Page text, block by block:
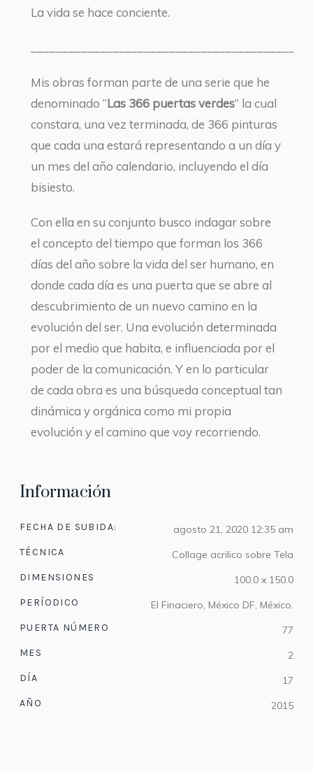
Información
FECHA DE SUBIDA: agosto 21, 2020 12:35 am
TÉCNICA Collage acrilico sobre Tela
DIMENSIONES 100.0 x 150.0
PERÍODICO El Finaciero, México DF, México.
PUERTA NÚMERO 77
MES 2
DÍA 17
AÑO 2015
La vida se hace conciente.
Mis obras forman parte de una serie que he
denominado “Las 366 puertas verdes” la cual
constara, una vez terminada, de 366 pinturas
que cada una estará representando a un día y
un mes del año calendario, incluyendo el día
bisiesto.
Con ella en su conjunto busco indagar sobre
el concepto del tiempo que forman los 366
días del año sobre la vida del ser humano, en
donde cada día es una puerta que se abre al
descubrimiento de un nuevo camino en la
evolución del ser. Una evolución determinada
por el medio que habita, e influenciada por el
poder de la comunicación. Y en lo particular
de cada obra es una búsqueda conceptual tan
dinámica y orgánica como mi propia
evolución y el camino que voy recorriendo.